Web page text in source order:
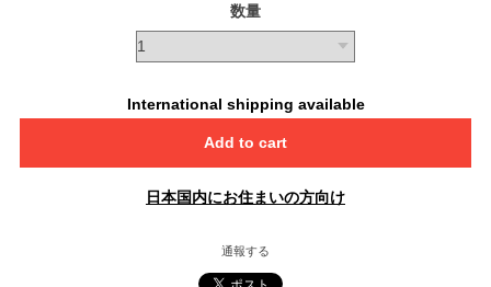
数量
International shipping available
Add to cart
日本国内にお住まいの方向け
通報する